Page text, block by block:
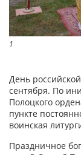
1
День
сентября. По
Полоцкого
пункте
воинская
Праздничное